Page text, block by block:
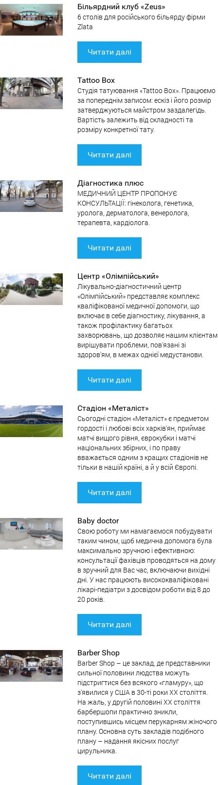
Більярдний клуб «Zeus»
6 столів для російського більярду фірми
Zlata
Читати далі
Tattoo Box
Студія татуювання «Tattoo Box». Працюємо
за попереднім записом: ескіз і його розмір
затверджуються майстром заздалегідь.
Вартість залежить від складності та
розміру конкретної тату.
Читати далі
Діагностика плюс
МЕДИЧНИЙ ЦЕНТР ПРОПОНУЄ
КОНСУЛЬТАЦІЇ: гінеколога, генетика,
уролога, дерматолога, венеролога,
терапевта, кардіолога.
Читати далі
Центр «Олімпійський»
Лікувально-діагностичний центр
«Олімпійський» представляє комплекс
кваліфікованої медичної допомоги, що
включає в себе діагностику, лікування, а
також профілактику багатьох
захворювань, що дозволяє нашим клієнтам
вирішувати проблеми, пов'язані зі
здоров'ям, в межах однієї медустанови.
Читати далі
Стадіон «Металіст»
Сьогодні стадіон «Металіст» є предметом
гордості і любові всіх харків'ян, приймає
матчі вищого рівня, єврокубки і матчі
національних збірних, і по праву
вважається одним з кращих стадіонів не
тільки в нашій країні, а й у всій Європі.
Читати далі
Baby doctor
Свою роботу ми намагаємося побудувати
таким чином, щоб медична допомога була
максимально зручною і ефективною:
консультації фахівців проводяться на дому
в зручний для Вас час, включаючи вихідні
дні. У нас працюють висококваліфіковані
лікарі-педіатри з досвідом роботи від 8 до
20 років.
Читати далі
Barber Shop
Barber Shop – це заклад, де представники
сильної половини людства можуть
підстригтися без всякого «гламуру», що
з'явилися у США в 30-ті роки ХХ століття.
На жаль, у другій половині XX століття
барбершопи практично зникли,
поступившись місцем перукарням жіночого
плану. Основна суть закладів подібного
плану – надання якісних послуг
цирульника.
Читати далі